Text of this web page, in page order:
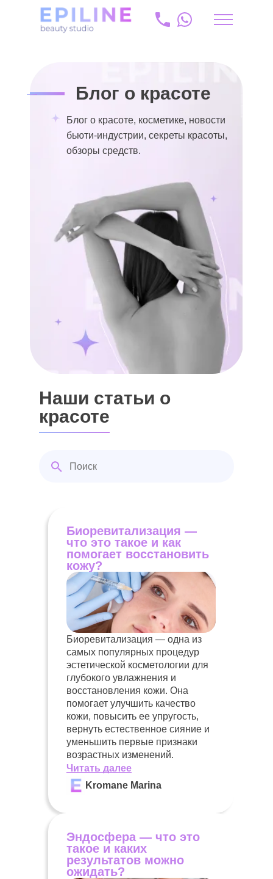
+371 20 175 204
info@epiline.lv
Главная Блог
Блог о красоте
Блог о красоте, косметике, новости
бьюти-индустрии, секреты красоты,
обзоры средств.
Наши статьи о
красоте
Биоревитализация —
что это такое и как
помогает восстановить
кожу?
Биоревитализация — одна из
самых популярных процедур
эстетической косметологии для
глубокого увлажнения и
восстановления кожи. Она
помогает улучшить качество
кожи, повысить ее упругость,
вернуть естественное сияние и
уменьшить первые признаки
возрастных изменений.
Читать далее
Kromane Marina
Эндосфера — что это
такое и каких
результатов можно
ожидать?